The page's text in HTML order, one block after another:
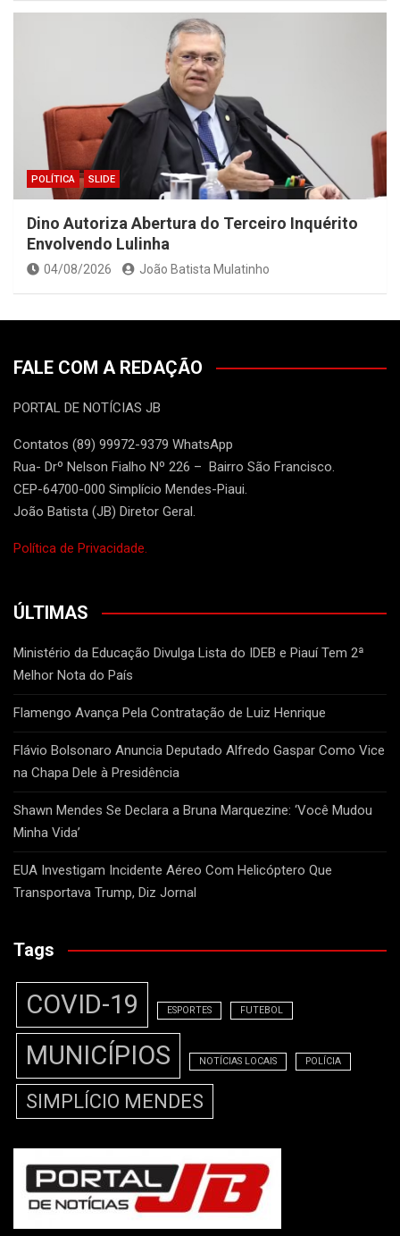
POLÍTICA SLIDE
Dino Autoriza Abertura do Terceiro Inquérito
Envolvendo Lulinha
04/08/2026 João Batista Mulatinho
FALE COM A REDAÇÃO
PORTAL DE NOTÍCIAS JB
Contatos (89) 99972-9379 WhatsApp
Rua- Drº Nelson Fialho Nº 226 – Bairro São Francisco.
CEP-64700-000 Simplício Mendes-Piaui.
João Batista (JB) Diretor Geral.
Política de Privacidade.
ÚLTIMAS
Ministério da Educação Divulga Lista do IDEB e Piauí Tem 2ª
Melhor Nota do País
Flamengo Avança Pela Contratação de Luiz Henrique
Flávio Bolsonaro Anuncia Deputado Alfredo Gaspar Como Vice
na Chapa Dele à Presidência
Shawn Mendes Se Declara a Bruna Marquezine: ‘Você Mudou
Minha Vida’
EUA Investigam Incidente Aéreo Com Helicóptero Que
Transportava Trump, Diz Jornal
Tags
COVID-19 ESPORTES FUTEBOL
MUNICÍPIOS NOTÍCIAS LOCAIS POLÍCIA
SIMPLÍCIO MENDES